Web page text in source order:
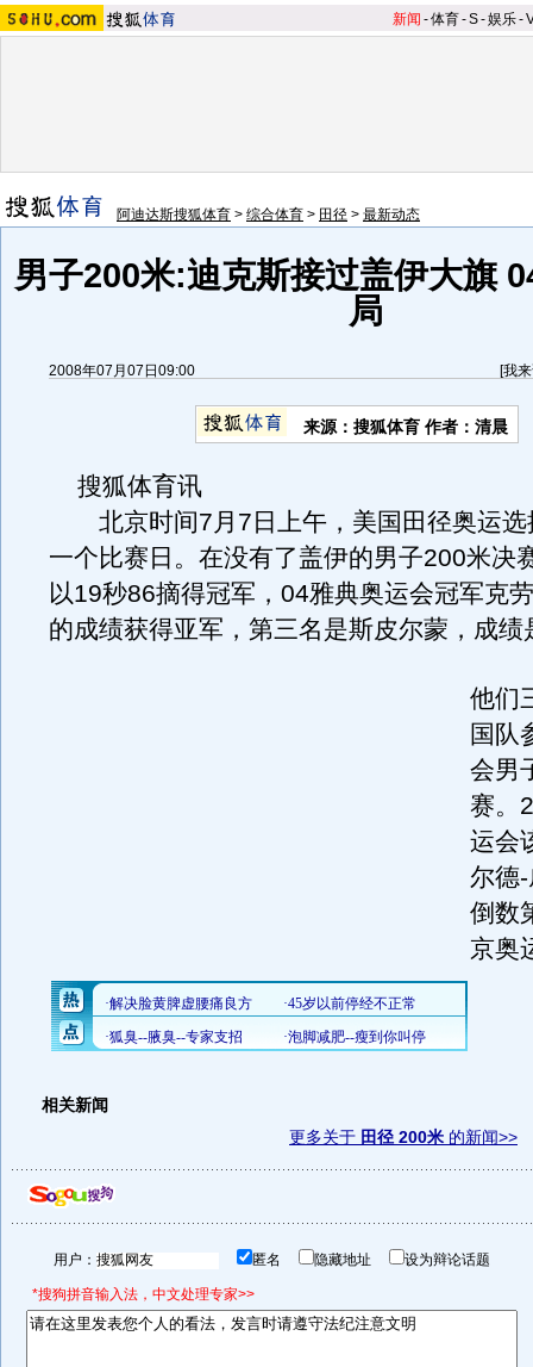
新闻 -体育-S-娱乐-
阿迪达斯搜狐体育 > 综合体育 > 田径 > 最新动态
男子200米:迪克斯接过盖伊大旗
局
2008年07月07日09:00 [我
来源：搜狐体育 作者：清晨
搜狐体育讯
北京时间7月7日上午，美国田径奥运选
一个比赛日。在没有了盖伊的男子200米决
以19秒86摘得冠军，04雅典奥运会冠军克
的成绩获得亚军，第三名是斯皮尔蒙，成绩
他们
国队
会男
赛。
运会
尔德
倒数
京奥
相关新闻
更多关于 田径 200米 的新闻>>
用户： 匿名 隐藏地址 设为辩论话题
*搜狗拼音输入法，中文处理专家>>